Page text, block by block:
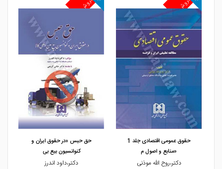
مشاهده و خرید مشاهده و خرید
حقوق عمومی اقتصادی جلد 1
«منابع و اصول م
دکتر،روح الله موذنی
حق حبس «در حقوق ایران و
کنوانسیون بیع بی
دکتر،داود اندرز